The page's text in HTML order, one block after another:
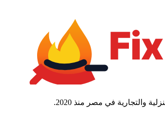
والتجارية في مصر منذ 2020.